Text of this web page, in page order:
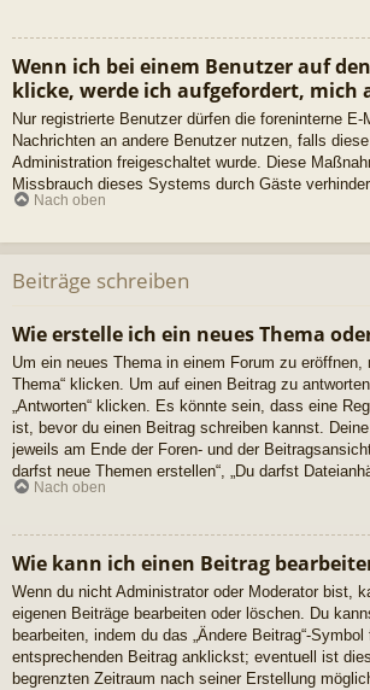
Wenn ich bei einem Benutzer auf
klicke, werde ich aufgefordert, mich
Nur registrierte Benutzer dürfen die foreninterne E-
Nachrichten an andere Benutzer nutzen, falls
Administration freigeschaltet wurde. Diese
Missbrauch dieses Systems durch Gäste
Nach oben
Beiträge schreiben
Wie erstelle ich ein neues Thema
Um ein neues Thema in einem Forum zu eröffnen,
Thema“ klicken. Um auf einen Beitrag zu
„Antworten“ klicken. Es könnte sein, dass eine
ist, bevor du einen Beitrag schreiben kannst.
jeweils am Ende der Foren- und der
darfst neue Themen erstellen“, „Du darfst
Nach oben
Wie kann ich einen Beitrag
Wenn du nicht Administrator oder Moderator bist,
eigenen Beiträge bearbeiten oder löschen. Du
bearbeiten, indem du das „Ändere Beitrag“-Symbol
entsprechenden Beitrag anklickst; eventuell ist
begrenzten Zeitraum nach seiner Erstellung